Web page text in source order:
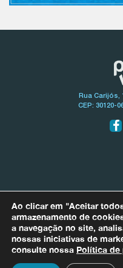
Rua Carijós,
CEP: 30120-
Bacias Afluentes Mineiras
Para quaisquer
contato com nosso
Ao clicar em "Aceitar
armazenamento de
a navegação no site,
nossas iniciativas de
consulte nossa Política de